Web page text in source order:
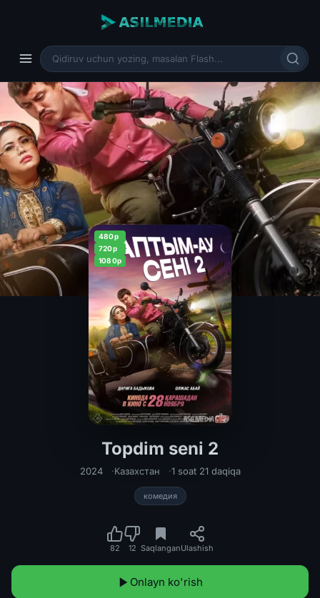
480p
720p
1080p
Topdim seni 2
Topdim seni 2 Qozoq kino O'zbek
2024 Казахстан 1 soat 21 daqiqa
комедия
82 12 SaqlanganUlashish
Onlayn ko'rish